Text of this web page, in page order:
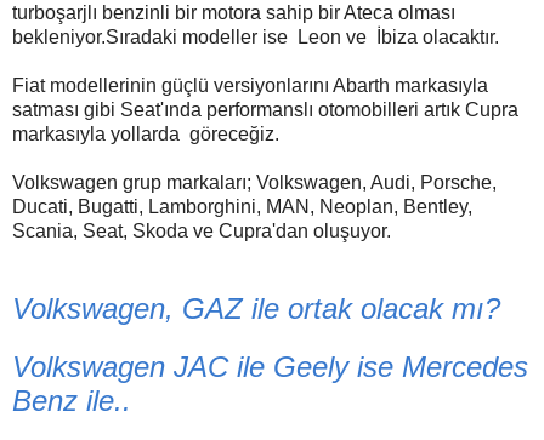
turboşarjlı benzinli bir motora sahip bir Ateca olması
bekleniyor.Sıradaki modeller ise Leon ve İbiza olacaktır.
Fiat modellerinin güçlü versiyonlarını Abarth markasıyla
satması gibi Seat'ında performanslı otomobilleri artık Cupra
markasıyla yollarda göreceğiz.
Volkswagen grup markaları; Volkswagen, Audi, Porsche,
Ducati, Bugatti, Lamborghini, MAN, Neoplan, Bentley,
Scania, Seat, Skoda ve Cupra'dan oluşuyor.
Volkswagen, GAZ ile ortak olacak mı?
Volkswagen JAC ile Geely ise Mercedes
Benz ile..